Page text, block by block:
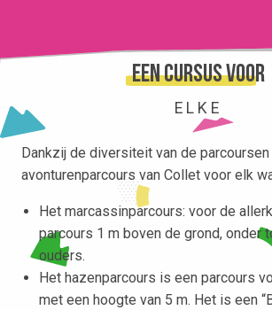
Een cursus voor
ELKE
Dankzij de diversiteit van de
avonturenparcours van Collet voor elk
Het marcassinparcours: voor de
parcours 1 m boven de grond, onder
ouders.
Het hazenparcours is een parcours
met een hoogte van 5 m. Het is een